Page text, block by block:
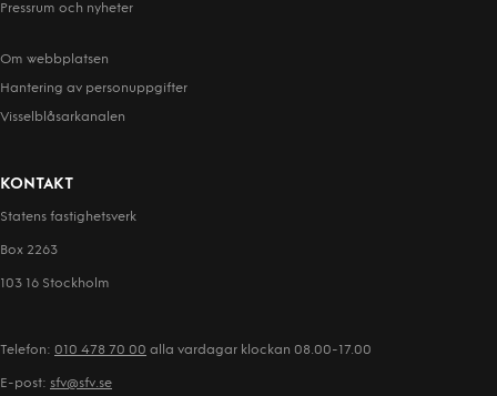
Pressrum och nyheter
Om webbplatsen
Hantering av person­uppgifter
Visselblåsarkanalen
KONTAKT
Statens fastighetsverk
Box 2263
103 16 Stockholm
Telefon: 010 478 70 00 alla vardagar klockan 08.00-17.00
E-post: sfv@sfv.se